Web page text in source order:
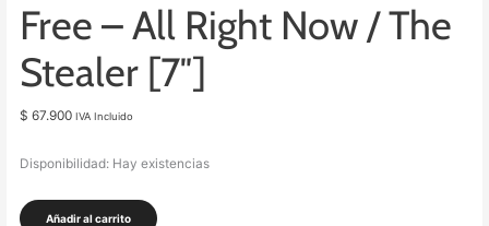
Free – All Right Now / The
Stealer [7″]
$ 67.900 IVA Incluido
Disponibilidad: Hay existencias
Free Añadir al carrito